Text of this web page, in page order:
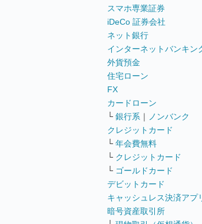
スマホ専業証券
iDeCo 証券会社
ネット銀行
インターネットバンキン
外貨預金
住宅ローン
FX
カードローン
└ 銀行系 ｜
ノンバンク
クレジットカード
└ 年会費無料
└ クレジットカード
└ ゴールドカード
デビットカード
キャッシュレス決済アプ
暗号資産取引所